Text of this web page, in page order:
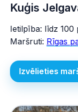
Kuģis
Ietilpība: līdz 100
Maršruti: Rīgas
Izvēlieties